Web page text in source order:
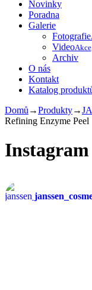
Novinky
Poradna
Galerie
Fotografie
Video
Archiv
O nás
Kontakt
Katalog
Domů →Produkty→
Refining Enzyme Peel
Instagram